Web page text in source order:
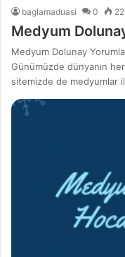
baglamaduasi 0
Medyum
Medyum Dolunay
Günümüzde dünyanın
sitemizde de medyumlar